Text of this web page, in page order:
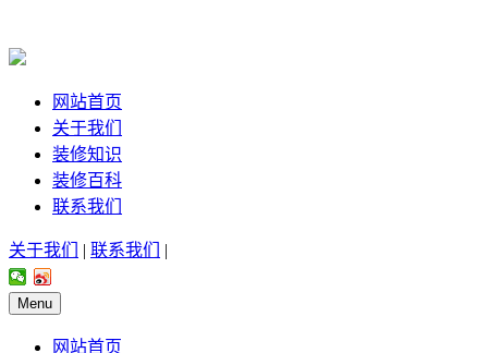
网站首页
关于我们
装修知识
装修百科
联系我们
关于我们 | 联系我们 |
Menu
网站首页